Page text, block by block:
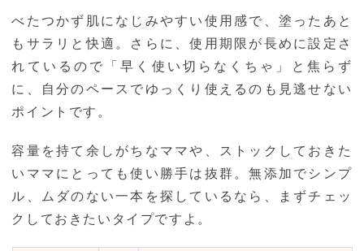
べたつかず肌になじみやすい使用感で、塗ったあと
もサラリと快適。さらに、使用期限が長めに設定さ
れているので「早く使い切らなくちゃ」と焦らず
に、自分のペースでゆっくり使えるのも見逃せない
ポイントです。
容量を持て余しがちなママや、ストックしておきた
いママにとっても使い勝手は抜群。無添加でシンプ
ル、ムダのない一本を探しているなら、まずチェッ
クしておきたいタイプですよ。